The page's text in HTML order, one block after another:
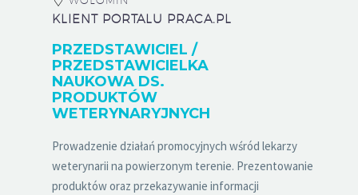
KLIENT PORTALU PRACA.PL
PRZEDSTAWICIEL /
PRZEDSTAWICIELKA
NAUKOWA DS.
PRODUKTÓW
WETERYNARYJNYCH
Prowadzenie działań promocyjnych wśród lekarzy
weterynarii na powierzonym terenie. Prezentowanie
produktów oraz przekazywanie informacji